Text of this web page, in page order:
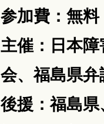
参加費：無料
主催：日本
会、福島県弁
後援：福島